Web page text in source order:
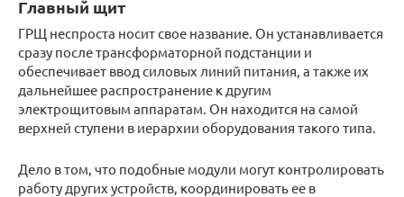
Главный щит
ГРЩ неспроста носит свое название. Он устанавливается
сразу после трансформаторной подстанции и
обеспечивает ввод силовых линий питания, а также их
дальнейшее распространение к другим
электрощитовым аппаратам. Он находится на самой
верхней ступени в иерархии оборудования такого типа.
Дело в том, что подобные модули могут контролировать
работу других устройств, координировать ее в